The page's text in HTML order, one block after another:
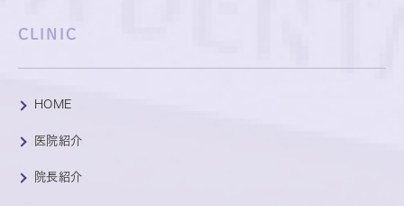
CLINIC
HOME
医院紹介
院長紹介